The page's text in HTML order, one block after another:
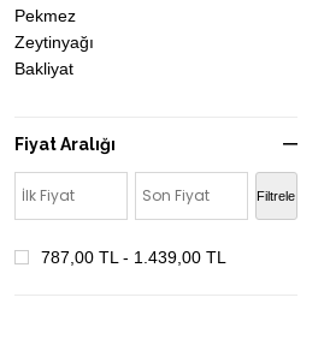
Pekmez
Zeytinyağı
Bakliyat
Fiyat Aralığı
Filtrele
787,00 TL - 1.439,00 TL